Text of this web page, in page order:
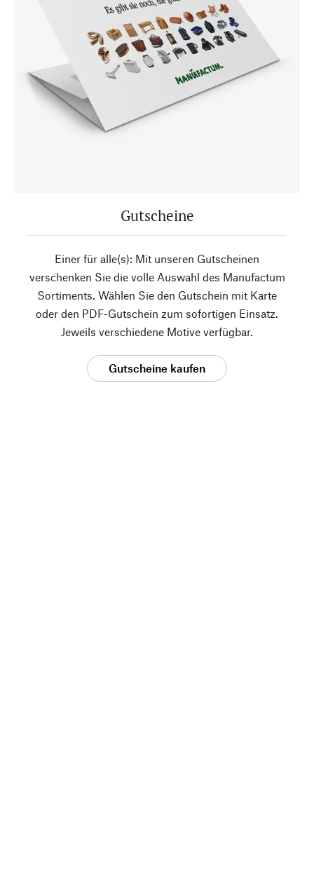
Gutscheine
Einer für alle(s): Mit unseren Gutscheinen
verschenken Sie die volle Auswahl des Manufactum
Sortiments. Wählen Sie den Gutschein mit Karte
oder den PDF-Gutschein zum sofortigen Einsatz.
Jeweils verschiedene Motive verfügbar.
Gutscheine kaufen